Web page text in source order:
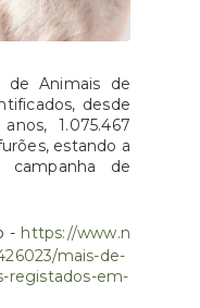
de Animais de
desde
1.075.467
estando a
campanha de
- https://www.n
mais-de-
registados-em-